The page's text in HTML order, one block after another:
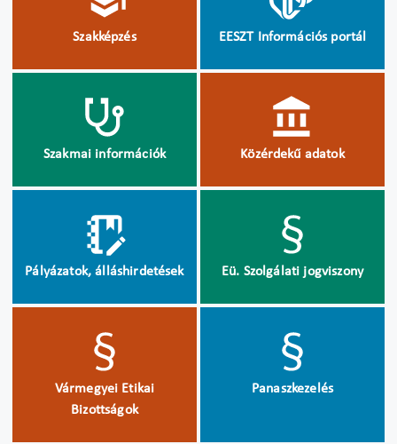
Szakképzés EESZT Információs portál
Szakmai információk Közérdekű adatok
Pályázatok, álláshirdetések Eü. Szolgálati jogviszony
Vármegyei Etikai
Bizottságok
Panaszkezelés